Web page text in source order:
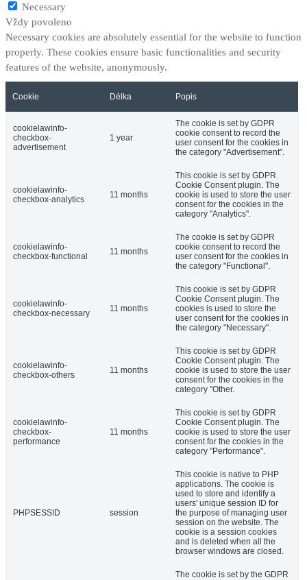
Necessary
Vždy povoleno
Necessary cookies are absolutely essential for the website to function
properly. These cookies ensure basic functionalities and security
features of the website, anonymously.
Cookie Délka Popis
cookielawinfo-
checkbox-
advertisement
1 year
The cookie is set by GDPR
cookie consent to record the
user consent for the cookies in
the category "Advertisement".
cookielawinfo-
checkbox-analytics
11 months
This cookie is set by GDPR
Cookie Consent plugin. The
cookie is used to store the user
consent for the cookies in the
category "Analytics".
cookielawinfo-
checkbox-functional
11 months
The cookie is set by GDPR
cookie consent to record the
user consent for the cookies in
the category "Functional".
cookielawinfo-
checkbox-necessary
11 months
This cookie is set by GDPR
Cookie Consent plugin. The
cookies is used to store the
user consent for the cookies in
the category "Necessary".
cookielawinfo-
checkbox-others
11 months
This cookie is set by GDPR
Cookie Consent plugin. The
cookie is used to store the user
consent for the cookies in the
category "Other.
cookielawinfo-
checkbox-
performance
11 months
This cookie is set by GDPR
Cookie Consent plugin. The
cookie is used to store the user
consent for the cookies in the
category "Performance".
PHPSESSID session
This cookie is native to PHP
applications. The cookie is
used to store and identify a
users' unique session ID for
the purpose of managing user
session on the website. The
cookie is a session cookies
and is deleted when all the
browser windows are closed.
The cookie is set by the GDPR